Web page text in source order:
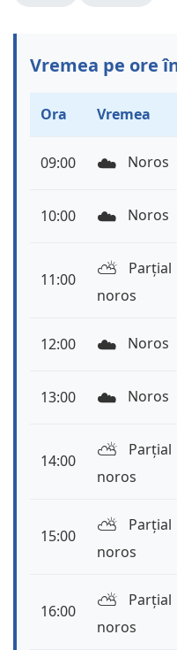
Vremea pe ore
Ora Vremea
09:00 ☁️ Noros
10:00 ☁️ Noros
11:00 ⛅️
Parțial
noros
12:00 ☁️ Noros
13:00 ☁️ Noros
14:00 ⛅️
Parțial
noros
15:00 ⛅️
Parțial
noros
16:00 ⛅️
Parțial
noros